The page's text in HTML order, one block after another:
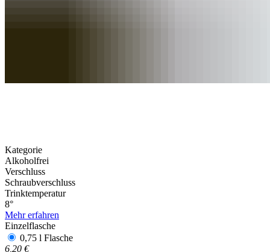
Kategorie
Alkoholfrei
Verschluss
Schraubverschluss
Trinktemperatur
8°
Mehr erfahren
Einzelflasche
0,75 l Flasche
6,20 €